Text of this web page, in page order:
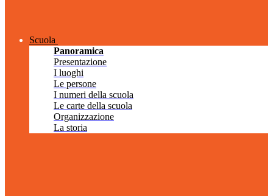
Scuola
Panoramica
Presentazione
I luoghi
Le persone
I numeri della scuola
Le carte della scuola
Organizzazione
La storia